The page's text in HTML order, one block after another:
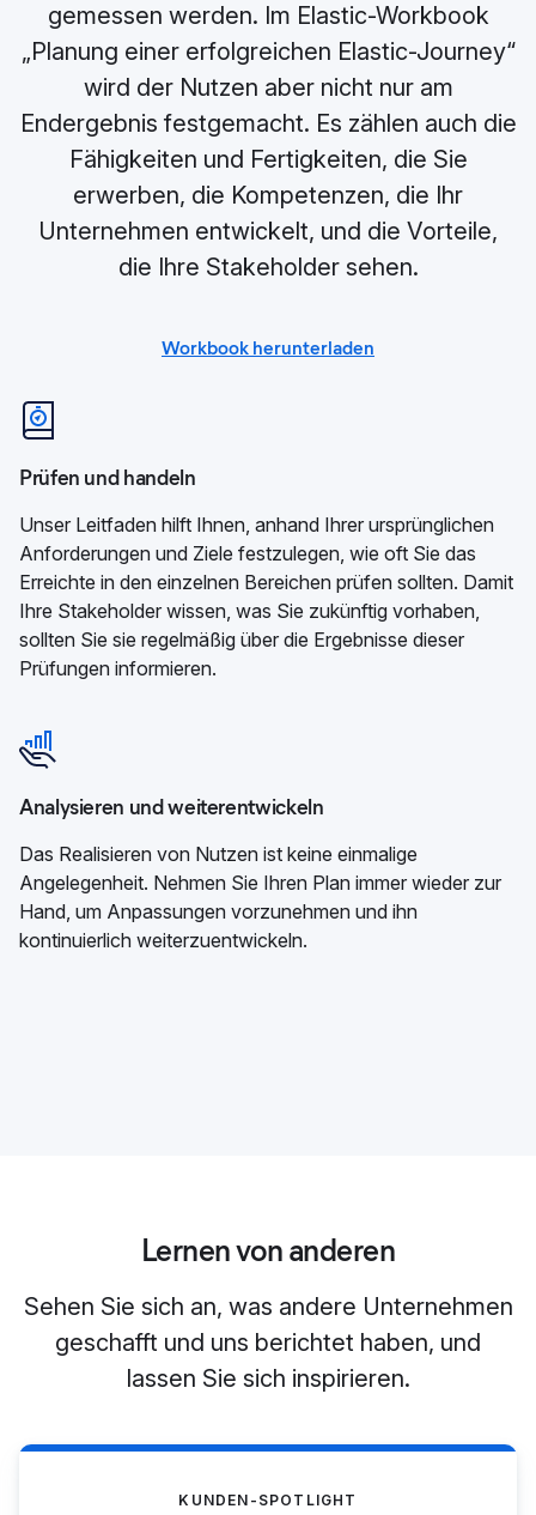
gemessen werden. Im Elastic-Workbook
„Planung einer erfolgreichen Elastic-Journey“
wird der Nutzen aber nicht nur am
Endergebnis festgemacht. Es zählen auch die
Fähigkeiten und Fertigkeiten, die Sie
erwerben, die Kompetenzen, die Ihr
Unternehmen entwickelt, und die Vorteile,
die Ihre Stakeholder sehen.
Workbook herunterladen
Prüfen und handeln
Unser Leitfaden hilft Ihnen, anhand Ihrer ursprünglichen
Anforderungen und Ziele festzulegen, wie oft Sie das
Erreichte in den einzelnen Bereichen prüfen sollten. Damit
Ihre Stakeholder wissen, was Sie zukünftig vorhaben,
sollten Sie sie regelmäßig über die Ergebnisse dieser
Prüfungen informieren.
Analysieren und weiterentwickeln
Das Realisieren von Nutzen ist keine einmalige
Angelegenheit. Nehmen Sie Ihren Plan immer wieder zur
Hand, um Anpassungen vorzunehmen und ihn
kontinuierlich weiterzuentwickeln.
Lernen von anderen
Sehen Sie sich an, was andere Unternehmen
geschafft und uns berichtet haben, und
lassen Sie sich inspirieren.
KUNDEN-SPOTLIGHT